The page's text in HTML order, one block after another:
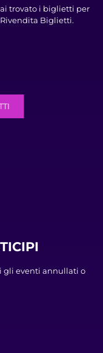
trovato i biglietti per
Biglietti.
gli eventi annullati o